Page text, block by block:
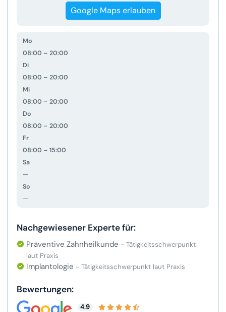
Google Maps erlauben
Mo
08:00 – 20:00
Di
08:00 – 20:00
Mi
08:00 – 20:00
Do
08:00 – 20:00
Fr
08:00 – 15:00
Sa
—
So
—
Nachgewiesener Experte für:
Präventive Zahnheilkunde - Tätigkeitsschwerpunkt
laut Praxis
Implantologie - Tätigkeitsschwerpunkt laut Praxis
Bewertungen:
4.9